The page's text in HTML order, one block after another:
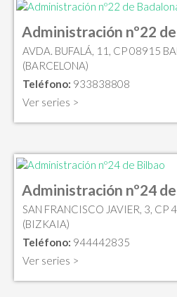
Administración nº22
AVDA. BUFALÁ, 11, CP 08915
(BARCELONA)
Teléfono: 933838808
Ver series >
Administración nº24
SAN FRANCISCO JAVIER, 3, CP
(BIZKAIA)
Teléfono: 944442835
Ver series >